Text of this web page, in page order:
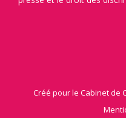
Créé pour le Cabinet de